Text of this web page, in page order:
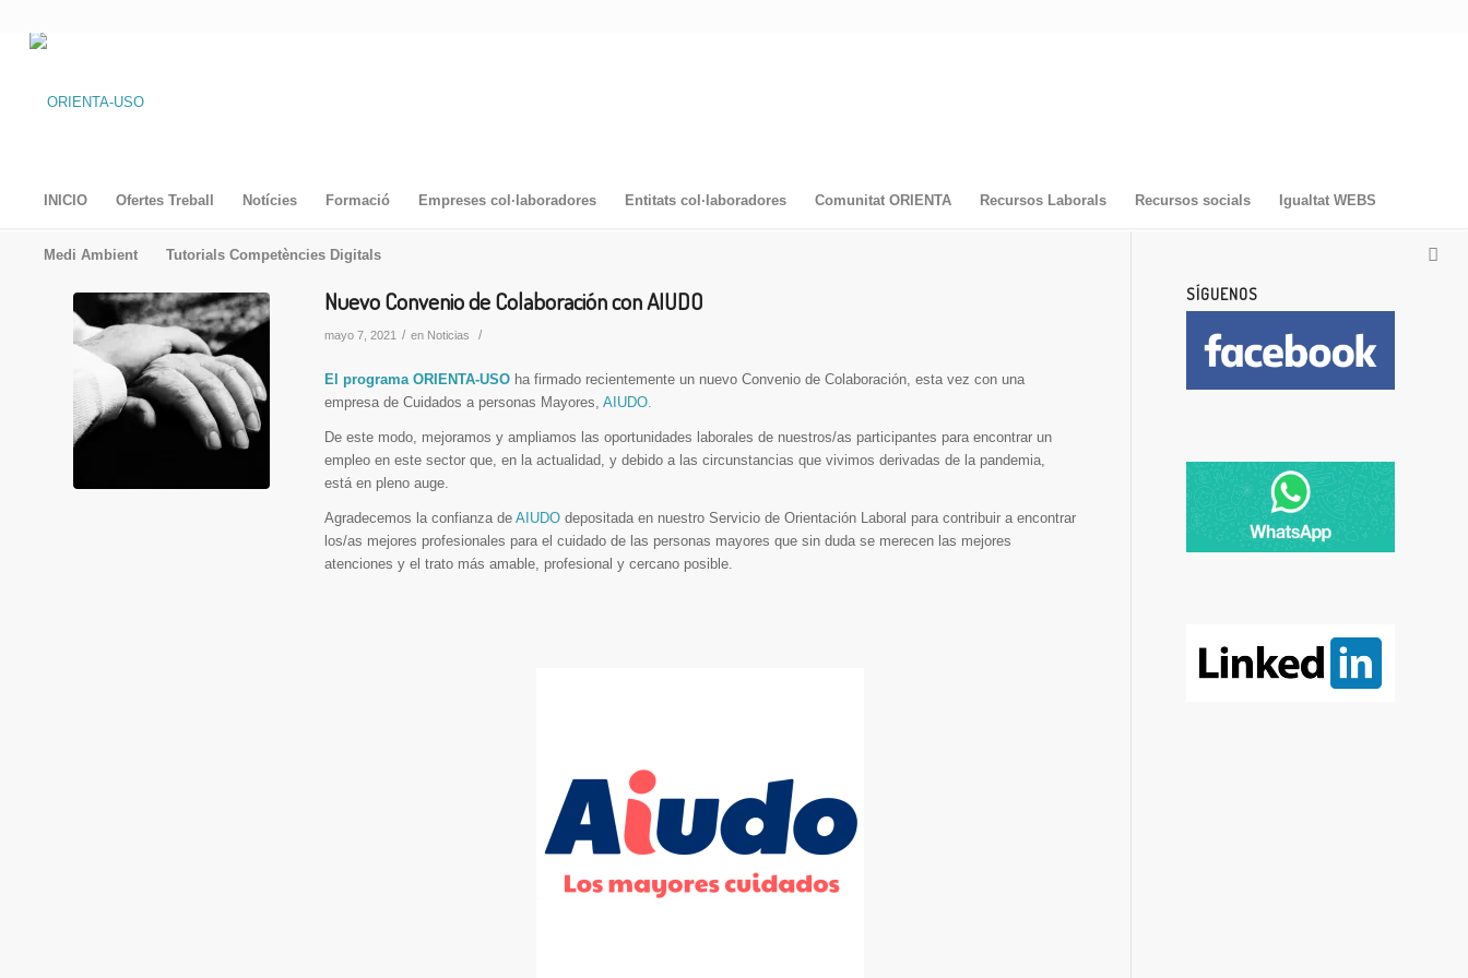
INICIO Ofertes Treball Notícies Formació Empreses col·laboradores Entitats col·laboradores Comunitat ORIENTA Recursos Laborals Recursos socials Igualtat WEBS
Medi Ambient Tutorials Competències Digitals
Nuevo Convenio de Colaboración con AIUDO
mayo 7, 2021 / en Noticias /
El programa ORIENTA-USO ha firmado recientemente un nuevo Convenio de Colaboración, esta vez con una
empresa de Cuidados a personas Mayores, AIUDO.
De este modo, mejoramos y ampliamos las oportunidades laborales de nuestros/as participantes para encontrar un
empleo en este sector que, en la actualidad, y debido a las circunstancias que vivimos derivadas de la pandemia,
está en pleno auge.
Agradecemos la confianza de AIUDO depositada en nuestro Servicio de Orientación Laboral para contribuir a encontrar
los/as mejores profesionales para el cuidado de las personas mayores que sin duda se merecen las mejores
atenciones y el trato más amable, profesional y cercano posible.
SÍGUENOS